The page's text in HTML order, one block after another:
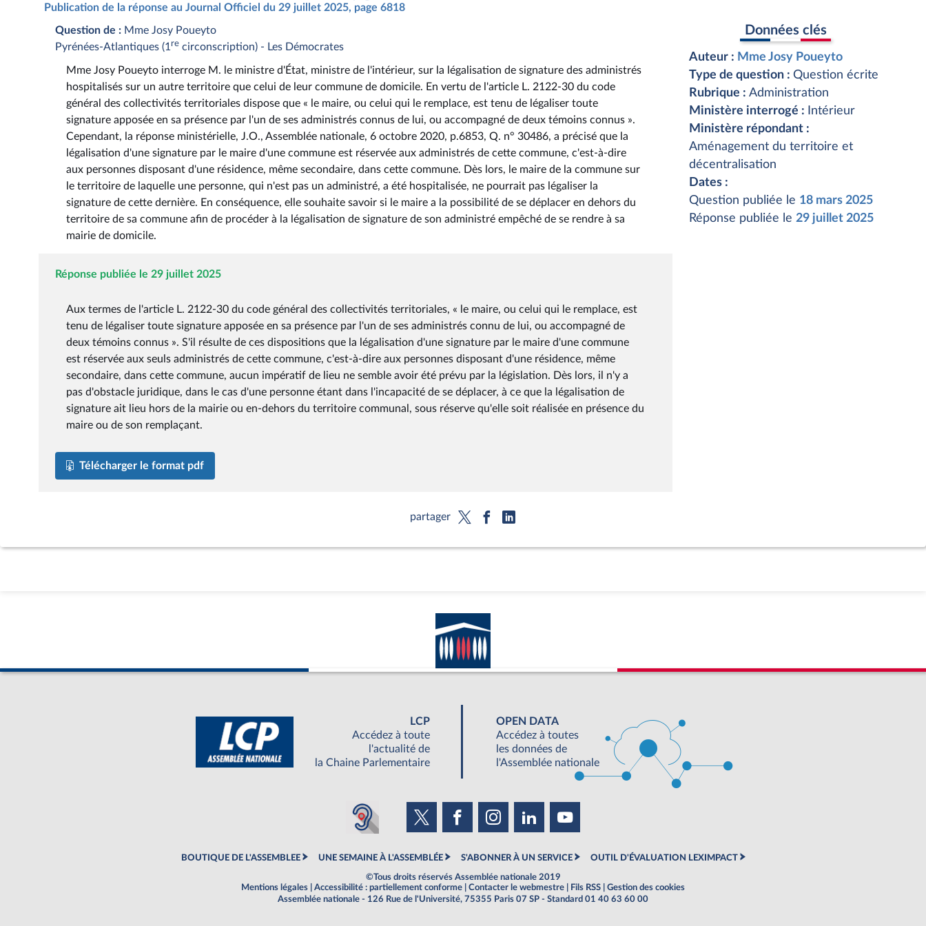
Publication de la réponse au Journal Officiel du 29 juillet 2025, page 6818
Question de : Mme Josy Poueyto
Pyrénées-Atlantiques (1 re circonscription) - Les Démocrates
Mme Josy Poueyto interroge M. le ministre d'État, ministre de l'intérieur, sur la légalisation de signature des administrés
hospitalisés sur un autre territoire que celui de leur commune de domicile. En vertu de l'article L. 2122-30 du code
général des collectivités territoriales dispose que « le maire, ou celui qui le remplace, est tenu de légaliser toute
signature apposée en sa présence par l'un de ses administrés connus de lui, ou accompagné de deux témoins connus ».
Cependant, la réponse ministérielle, J.O., Assemblée nationale, 6 octobre 2020, p.6853, Q. n° 30486, a précisé que la
légalisation d'une signature par le maire d'une commune est réservée aux administrés de cette commune, c'est-à-dire
aux personnes disposant d'une résidence, même secondaire, dans cette commune. Dès lors, le maire de la commune sur
le territoire de laquelle une personne, qui n'est pas un administré, a été hospitalisée, ne pourrait pas légaliser la
signature de cette dernière. En conséquence, elle souhaite savoir si le maire a la possibilité de se déplacer en dehors du
territoire de sa commune afin de procéder à la légalisation de signature de son administré empêché de se rendre à sa
mairie de domicile.
Réponse publiée le 29 juillet 2025
Aux termes de l'article L. 2122-30 du code général des collectivités territoriales, « le maire, ou celui qui le remplace, est
tenu de légaliser toute signature apposée en sa présence par l'un de ses administrés connu de lui, ou accompagné de
deux témoins connus ». S'il résulte de ces dispositions que la légalisation d'une signature par le maire d'une commune
est réservée aux seuls administrés de cette commune, c'est-à-dire aux personnes disposant d'une résidence, même
secondaire, dans cette commune, aucun impératif de lieu ne semble avoir été prévu par la législation. Dès lors, il n'y a
pas d'obstacle juridique, dans le cas d'une personne étant dans l'incapacité de se déplacer, à ce que la légalisation de
signature ait lieu hors de la mairie ou en-dehors du territoire communal, sous réserve qu'elle soit réalisée en présence du
maire ou de son remplaçant.
Télécharger le format pdf
Données clés
Auteur : Mme Josy Poueyto
Type de question : Question écrite
Rubrique : Administration
Ministère interrogé :
Intérieur
Ministère répondant :
Aménagement du territoire et
décentralisation
Dates :
Question publiée le 18 mars 2025
Réponse publiée le 29 juillet 2025
partager
LCP
Accédez à toute
l'actualité de
la Chaine Parlementaire
OPEN DATA
Accédez à toutes
les données de
l'Assemblée nationale
BOUTIQUE DE L'ASSEMBLEE UNE SEMAINE À L'ASSEMBLÉE S'ABONNER À UN SERVICE OUTIL D'ÉVALUATION LEXIMPACT
©Tous droits réservés Assemblée nationale 2019
Mentions légales
Accessibilité : partiellement conforme Contacter le webmestre Fils RSS
Gestion des cookies
Assemblée nationale - 126 Rue de l'Université, 75355 Paris 07 SP - Standard 01 40 63 60 00